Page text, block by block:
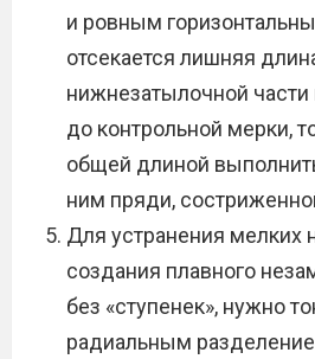
и ровным
отсекается лишняя
нижнезатылочной части
до контрольной мерки,
общей длиной
ним пряди,
Для устранения мелких
создания плавного
без «ступенек», нужно
радиальным